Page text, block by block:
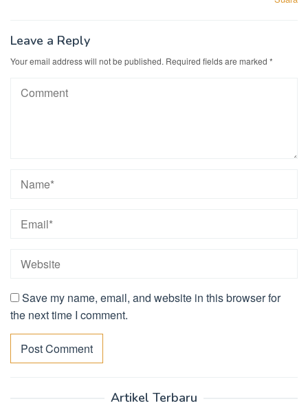
Leave a Reply
Your email address will not be published. Required fields are marked *
Save my name, email, and website in this browser for
the next time I comment.
Artikel Terbaru